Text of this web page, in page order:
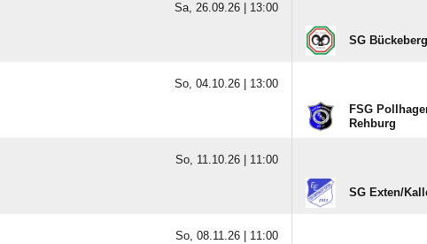
Sa, 26.09.26 | 13:00
SG
So, 04.10.26 | 13:00
FSG
Rehburg
So, 11.10.26 | 11:00
SG Exten/​
So, 08.11.26 | 11:00